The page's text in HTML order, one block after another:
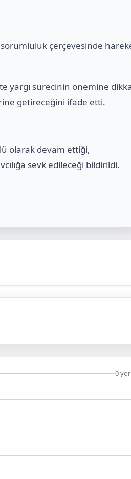
sorumluluk çerçevesinde
yargı sürecinin önemine
getireceğini ifade etti.
olarak devam ettiği,
sevk edileceği bildirildi.
0